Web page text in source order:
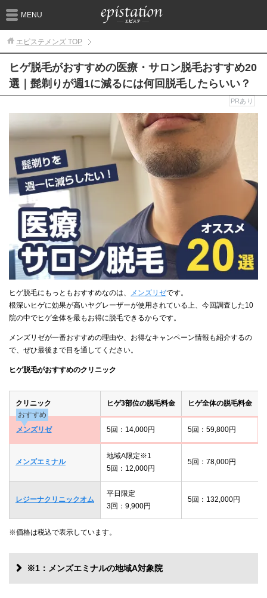
MENU
エピステメンズ TOP
ヒゲ脱毛がおすすめの医療・サロン脱毛おすすめ20
選｜髭剃りが週1に減るには何回脱毛したらいい？
PRあり
ヒゲ脱毛にもっともおすすめなのは、 メンズリゼです。
根深いヒゲに効果が高いヤグレーザーが使用されている上、今回調査した10
院の中でヒゲ全体を最もお得に脱毛できるからです。
メンズリゼが一番おすすめの理由や、お得なキャンペーン情報も紹介するの
で、ぜひ最後まで目を通してください。
ヒゲ脱毛がおすすめのクリニック
クリニック ヒゲ3部位の脱毛料金
ヒゲ全体の脱毛料金
おすすめ
メンズリゼ
5回：14,000円 5回：59,800円
メンズエミナル
地域A限定※1
5回：12,000円
5回：78,000円
レジーナクリニックオム
平日限定
3回：9,900円
5回：132,000円
※価格は税込で表示しています。
※1：メンズエミナルの地域A対象院